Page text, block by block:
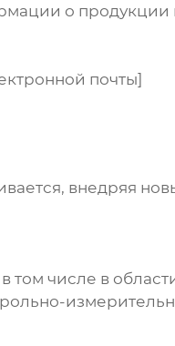
о продукции
почты]
внедряя
том числе в